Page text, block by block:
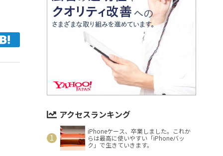
アクセスランキング
iPhoneケース、卒業しました。これか
らは最高に使いやすい「iPhoneバッ
ク」で生きていきます。